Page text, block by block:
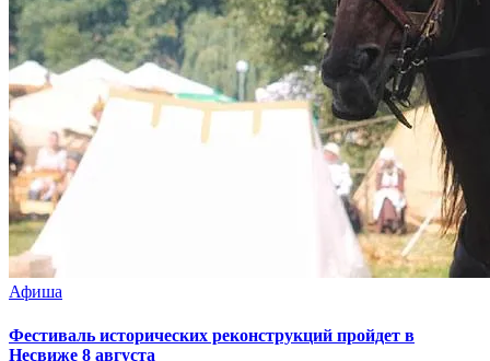
Афиша
Фестиваль исторических реконструкций пройдет в
Несвиже 8 августа